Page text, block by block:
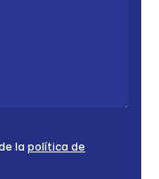
la política de